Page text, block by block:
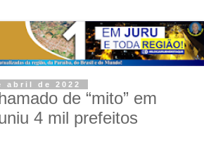
abril de 2022
de “mito” em
4 mil prefeitos